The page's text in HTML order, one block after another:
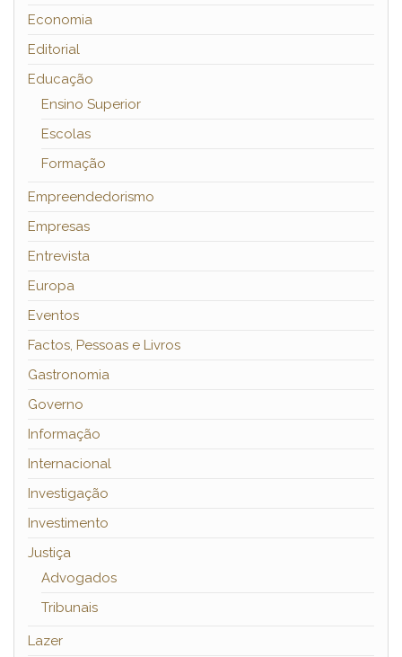
Economia
Editorial
Educação
Ensino Superior
Escolas
Formação
Empreendedorismo
Empresas
Entrevista
Europa
Eventos
Factos, Pessoas e Livros
Gastronomia
Governo
Informação
Internacional
Investigação
Investimento
Justiça
Advogados
Tribunais
Lazer